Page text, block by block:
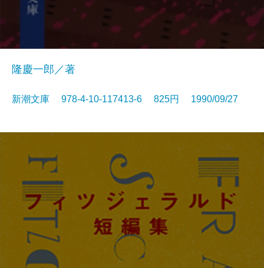
隆慶一郎／著
新潮文庫 978-4-10-117413-6 825円 1990/09/27